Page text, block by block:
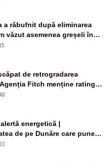
a răbufnit după eliminarea
văzut asemenea greșeli în
europene”
de retrogradarea
Fitch menține ratingul
negativă
energetică |
de pe Dunăre care pune
Cernavodă era